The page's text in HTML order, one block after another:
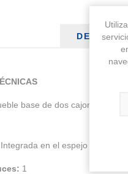
base de dos cajones con
Integrada en el espejo
1